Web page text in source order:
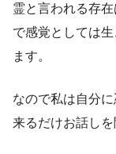
霊と言われる存
で感覚としては
ます。
なので私は自分
来るだけお話しを